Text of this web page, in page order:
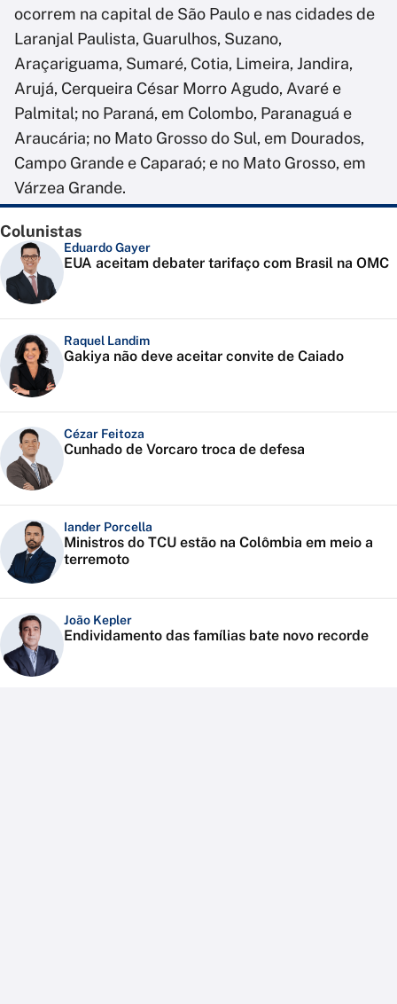
ocorrem na capital de São Paulo e nas cidades de
Laranjal Paulista, Guarulhos, Suzano,
Araçariguama, Sumaré, Cotia, Limeira, Jandira,
Arujá, Cerqueira César Morro Agudo, Avaré e
Palmital; no Paraná, em Colombo, Paranaguá e
Araucária; no Mato Grosso do Sul, em Dourados,
Campo Grande e Caparaó; e no Mato Grosso, em
Várzea Grande.
Colunistas
Eduardo Gayer
EUA aceitam debater tarifaço com Brasil na OMC
Raquel Landim
Gakiya não deve aceitar convite de Caiado
Cézar Feitoza
Cunhado de Vorcaro troca de defesa
Iander Porcella
Ministros do TCU estão na Colômbia em meio a
terremoto
João Kepler
Endividamento das famílias bate novo recorde